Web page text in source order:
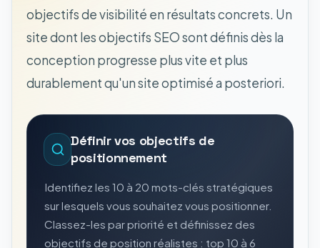
objectifs de visibilité en résultats concrets. Un
site dont les objectifs SEO sont définis dès la
conception progresse plus vite et plus
durablement qu'un site optimisé a posteriori.
Définir vos objectifs de
positionnement
Identifiez les 10 à 20 mots-clés stratégiques
sur lesquels vous souhaitez vous positionner.
Classez-les par priorité et définissez des
objectifs de position réalistes : top 10 à 6